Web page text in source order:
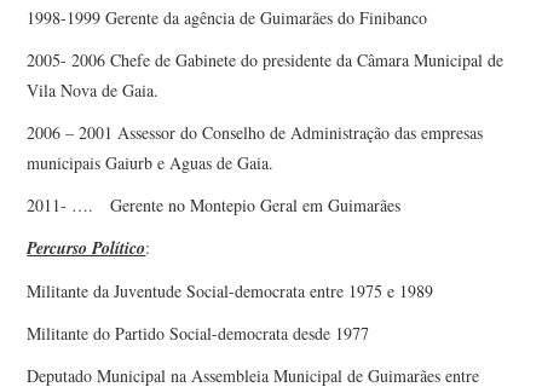
1998-1999 Gerente da agência de Guimarães do Finibanco
2005- 2006 Chefe de Gabinete do presidente da Câmara Municipal de
Vila Nova de Gaia.
2006 – 2001 Assessor do Conselho de Administração das empresas
municipais Gaiurb e Aguas de Gaia.
2011- …. Gerente no Montepio Geral em Guimarães
Percurso Político:
Militante da Juventude Social-democrata entre 1975 e 1989
Militante do Partido Social-democrata desde 1977
Deputado Municipal na Assembleia Municipal de Guimarães entre